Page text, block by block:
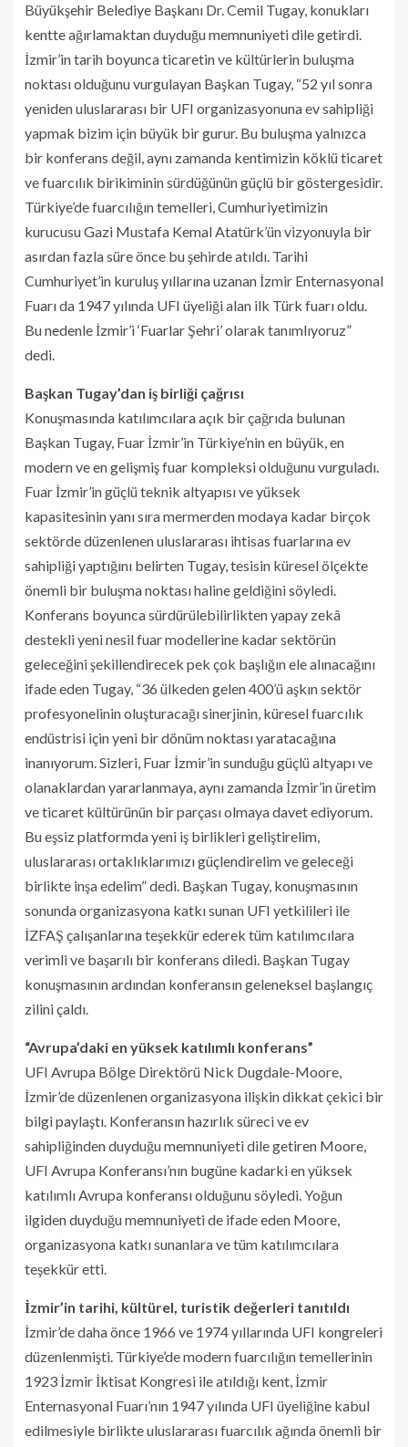
Büyükşehir Belediye Başkanı Dr. Cemil Tugay, konukları
kentte ağırlamaktan duyduğu memnuniyeti dile getirdi.
İzmir’in tarih boyunca ticaretin ve kültürlerin buluşma
noktası olduğunu vurgulayan Başkan Tugay, “52 yıl sonra
yeniden uluslararası bir UFI organizasyonuna ev sahipliği
yapmak bizim için büyük bir gurur. Bu buluşma yalnızca
bir konferans değil, aynı zamanda kentimizin köklü ticaret
ve fuarcılık birikiminin sürdüğünün güçlü bir göstergesidir.
Türkiye’de fuarcılığın temelleri, Cumhuriyetimizin
kurucusu Gazi Mustafa Kemal Atatürk’ün vizyonuyla bir
asırdan fazla süre önce bu şehirde atıldı. Tarihi
Cumhuriyet’in kuruluş yıllarına uzanan İzmir Enternasyonal
Fuarı da 1947 yılında UFI üyeliği alan ilk Türk fuarı oldu.
Bu nedenle İzmir’i ‘Fuarlar Şehri’ olarak tanımlıyoruz”
dedi.
Başkan Tugay’dan iş birliği çağrısı
Konuşmasında katılımcılara açık bir çağrıda bulunan
Başkan Tugay, Fuar İzmir’in Türkiye’nin en büyük, en
modern ve en gelişmiş fuar kompleksi olduğunu vurguladı.
Fuar İzmir’in güçlü teknik altyapısı ve yüksek
kapasitesinin yanı sıra mermerden modaya kadar birçok
sektörde düzenlenen uluslararası ihtisas fuarlarına ev
sahipliği yaptığını belirten Tugay, tesisin küresel ölçekte
önemli bir buluşma noktası haline geldiğini söyledi.
Konferans boyunca sürdürülebilirlikten yapay zekâ
destekli yeni nesil fuar modellerine kadar sektörün
geleceğini şekillendirecek pek çok başlığın ele alınacağını
ifade eden Tugay, “36 ülkeden gelen 400’ü aşkın sektör
profesyonelinin oluşturacağı sinerjinin, küresel fuarcılık
endüstrisi için yeni bir dönüm noktası yaratacağına
inanıyorum. Sizleri, Fuar İzmir’in sunduğu güçlü altyapı ve
olanaklardan yararlanmaya, aynı zamanda İzmir’in üretim
ve ticaret kültürünün bir parçası olmaya davet ediyorum.
Bu eşsiz platformda yeni iş birlikleri geliştirelim,
uluslararası ortaklıklarımızı güçlendirelim ve geleceği
birlikte inşa edelim” dedi. Başkan Tugay, konuşmasının
sonunda organizasyona katkı sunan UFI yetkilileri ile
İZFAŞ çalışanlarına teşekkür ederek tüm katılımcılara
verimli ve başarılı bir konferans diledi. Başkan Tugay
konuşmasının ardından konferansın geleneksel başlangıç
zilini çaldı.
“Avrupa’daki en yüksek katılımlı konferans”
UFI Avrupa Bölge Direktörü Nick Dugdale-Moore,
İzmir’de düzenlenen organizasyona ilişkin dikkat çekici bir
bilgi paylaştı. Konferansın hazırlık süreci ve ev
sahipliğinden duyduğu memnuniyeti dile getiren Moore,
UFI Avrupa Konferansı’nın bugüne kadarki en yüksek
katılımlı Avrupa konferansı olduğunu söyledi. Yoğun
ilgiden duyduğu memnuniyeti de ifade eden Moore,
organizasyona katkı sunanlara ve tüm katılımcılara
teşekkür etti.
İzmir’in tarihi, kültürel, turistik değerleri tanıtıldı
İzmir’de daha önce 1966 ve 1974 yıllarında UFI kongreleri
düzenlenmişti. Türkiye’de modern fuarcılığın temellerinin
1923 İzmir İktisat Kongresi ile atıldığı kent, İzmir
Enternasyonal Fuarı’nın 1947 yılında UFI üyeliğine kabul
edilmesiyle birlikte uluslararası fuarcılık ağında önemli bir